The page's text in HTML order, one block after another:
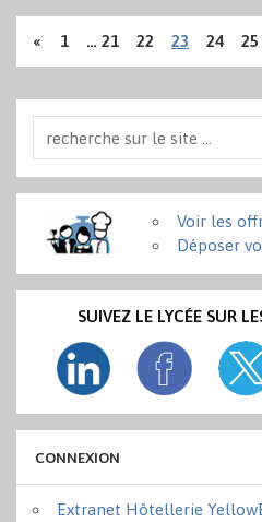
« 1 … 21 22 23 24 25
Voir les
Déposer
SUIVEZ LE LYCÉE SUR
CONNEXION
Extranet Hôtellerie